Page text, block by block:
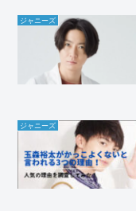
ジャニーズ
ジャニーズ